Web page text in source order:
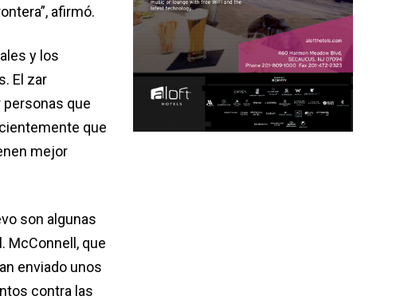
afirmó.
y los
El zar
que
que
mejor
son algunas
McConnell, que
enviado unos
contra las